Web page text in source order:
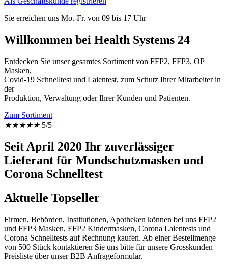
Sie erreichen uns Mo.-Fr. von 09 bis 17 Uhr
Willkommen bei Health Systems 24
Entdecken Sie unser gesamtes Sortiment von FFP2, FFP3, OP
Masken,
Covid-19 Schnelltest und Laientest, zum Schutz Ihrer Mitarbeiter in
der
Produktion, Verwaltung oder Ihrer Kunden und Patienten.
Zum Sortiment
★★★★★ 5/5
Seit April 2020 Ihr zuverlässiger
Lieferant für Mundschutzmasken und
Corona Schnelltest
Aktuelle Topseller
Firmen, Behörden, Institutionen, Apotheken können bei uns FFP2
und FFP3 Masken, FFP2 Kindermasken, Corona Laientests und
Corona Schnelltests auf Rechnung kaufen. Ab einer Bestellmenge
von 500 Stück kontaktieren Sie uns bitte für unsere Grosskunden
Preisliste über unser B2B Anfrageformular.